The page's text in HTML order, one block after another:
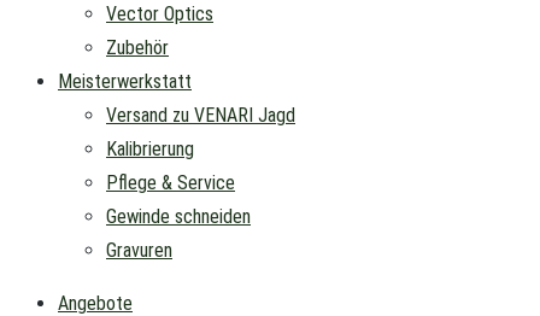
Vector Optics
Zubehör
Meisterwerkstatt
Versand zu VENARI Jagd
Kalibrierung
Pflege & Service
Gewinde schneiden
Gravuren
Angebote